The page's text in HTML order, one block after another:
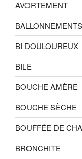
AVORTEMENT
BALLONNEMENTS
BI DOULOUREUX
BILE
BOUCHE AMÈRE
BOUCHE SÈCHE
BOUFFÉE DE
BRONCHITE